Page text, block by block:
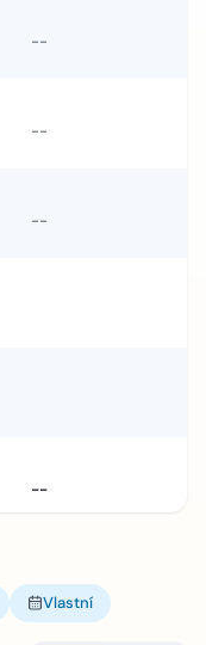
--
--
--
--
Vlastní